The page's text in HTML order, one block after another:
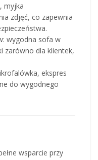
myjka
zdjęć, co zapewnia
wygodna sofa w
zarówno dla klientek,
ekspres
do wygodnego
wsparcie przy